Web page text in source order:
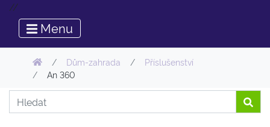
//
Menu
Dům-zahrada
Příslušenství
An 360